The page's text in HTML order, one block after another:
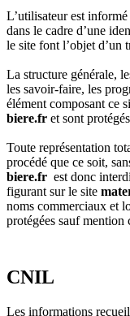
L’utilisateur est
dans le cadre d’une
le site font l’objet d’un
La structure générale,
les savoir-faire, les
élément composant ce
biere.fr et sont
Toute représentation
procédé que ce soit,
biere.fr est donc
figurant sur le site
noms commerciaux et
protégées sauf mention
CNIL
Les informations